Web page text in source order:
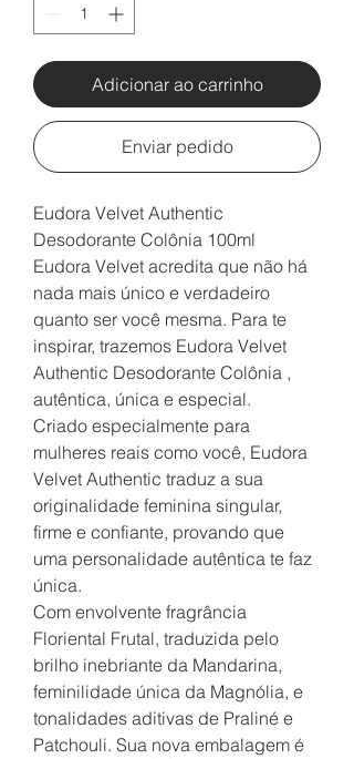
Adicionar ao carrinho
Enviar pedido
Eudora Velvet Authentic
Desodorante Colônia 100ml
Eudora Velvet acredita que não há
nada mais único e verdadeiro
quanto ser você mesma. Para te
inspirar, trazemos Eudora Velvet
Authentic Desodorante Colônia ,
autêntica, única e especial.
Criado especialmente para
mulheres reais como você, Eudora
Velvet Authentic traduz a sua
originalidade feminina singular,
firme e confiante, provando que
uma personalidade autêntica te faz
única.
Com envolvente fragrância
Floriental Frutal, traduzida pelo
brilho inebriante da Mandarina,
feminilidade única da Magnólia, e
tonalidades aditivas de Praliné e
Patchouli. Sua nova embalagem é